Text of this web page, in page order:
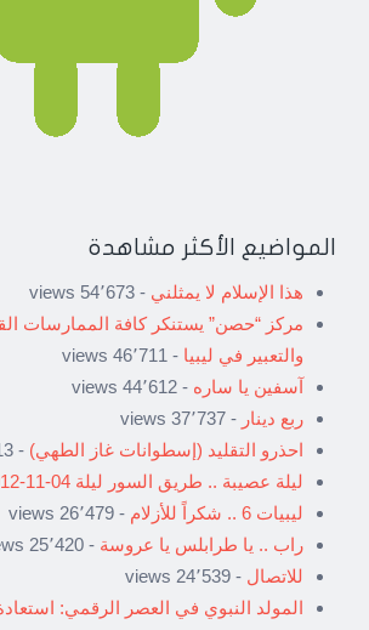
المواضيع الأكثر مشاهدة
هذا الإسلام لا يمثلني - 54٬673 views
مركز “حصن” يستنكر كافة الممارسات
والتعبير في ليبيا - 46٬711 views
آسفين يا ساره - 44٬612 views
ربع دينار - 37٬737 views
احذرو التقليد (إسطوانات غاز الطهي) - 37٬213 views
ليلة عصيبة .. طريق السور ليلة 04-11-2012
ليبيات 6 .. شكراً للأزلام
- 26٬479 views
راب .. يا طرابلس يا عروسة - 25٬420 views
للاتصال - 24٬539 views
المولد النبوي في العصر الرقمي: